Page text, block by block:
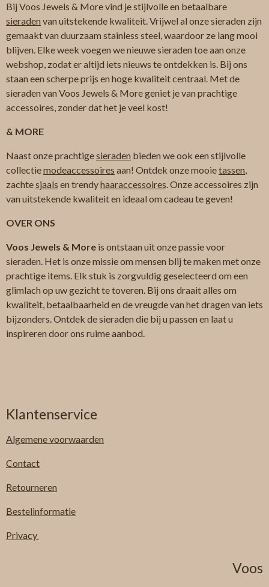
Bij Voos Jewels & More vind je stijlvolle en betaalbare
sieraden van uitstekende kwaliteit. Vrijwel al onze sieraden zijn
gemaakt van duurzaam stainless steel, waardoor ze lang mooi
blijven. Elke week voegen we nieuwe sieraden toe aan onze
webshop, zodat er altijd iets nieuws te ontdekken is. Bij ons
staan een scherpe prijs en hoge kwaliteit centraal. Met de
sieraden van Voos Jewels & More geniet je van prachtige
accessoires, zonder dat het je veel kost!
& MORE
Naast onze prachtigesieraden bieden we ook een stijlvolle
collectiemodeaccessoires aan! Ontdek onze mooietassen,
zachtesjaals en trendyhaaraccessoires. Onze accessoires zijn
van uitstekende kwaliteit en ideaal om cadeau te geven!
OVER ONS
Voos Jewels & More is ontstaan uit onze passie voor
sieraden. Het is onze missie om mensen blij te maken met onze
prachtige items. Elk stuk is zorgvuldig geselecteerd om een
glimlach op uw gezicht te toveren. Bij ons draait alles om
kwaliteit, betaalbaarheid en de vreugde van het dragen van iets
bijzonders. Ontdek de sieraden die bij u passen en laat u
inspireren door ons ruime aanbod.
Klantenservice
Algemenevoorwaarden
Contact
Retourneren
Bestelinformatie
Privacy
Voos